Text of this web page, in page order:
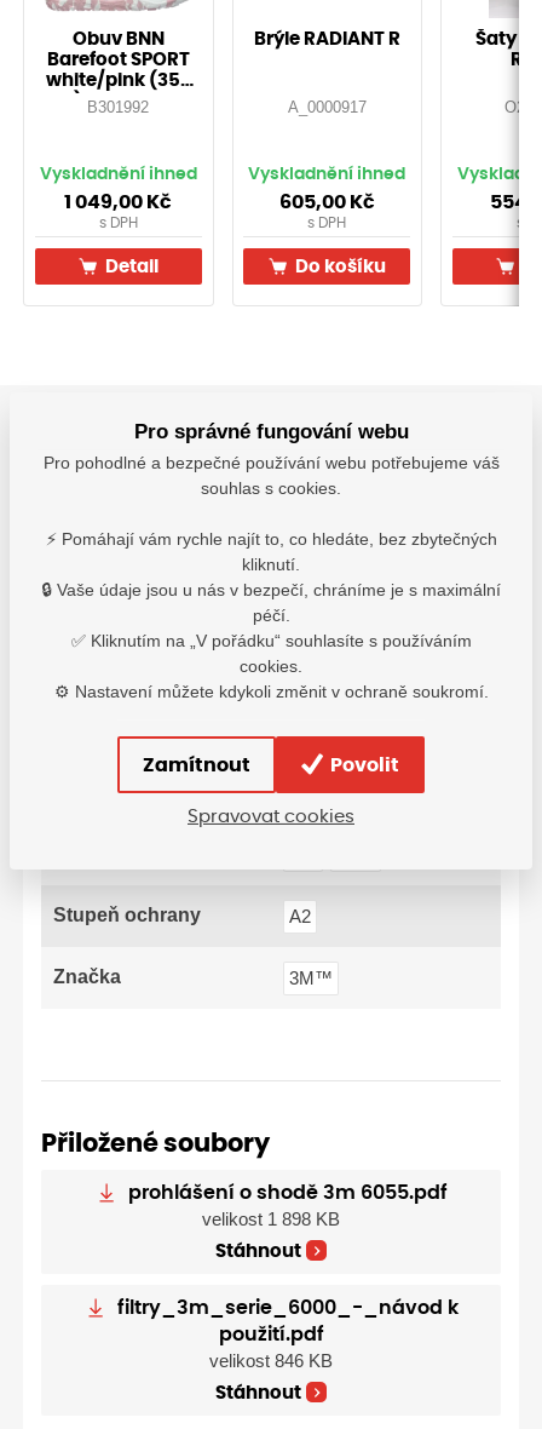
Obuv BNN
Barefoot SPORT
white/pink (35-
43)-Doprodej!
B301992
Vyskladnění ihned
1 049,00 Kč
s DPH
Detail
Brýle RADIANT R
A_0000917
Vyskladnění ihned
605,00 Kč
s DPH
Do košíku
Šaty
s
Popis Parametry 3 Soubory 2
tento filtr lze použít s polomaskou řady 6000, 7500
a celoobličejovou maskou řady 6000
typ filtru: A2
Parametry
Stupeň ochrany A2
Značka 3M™
Přiložené soubory
prohlášení o shodě 3m 6055.pdf
velikost 1 898 KB
Stáhnout
filtry_3m_serie_6000_-_návod k
použití.pdf
velikost 846 KB
Stáhnout
Pro správné fungování webu
Pro pohodlné a bezpečné používání webu potřebujeme váš
souhlas s cookies.
⚡ Pomáhají vám rychle najít to, co hledáte, bez zbytečných
kliknutí.
🔒 Vaše údaje jsou u nás v bezpečí, chráníme je s maximální
péčí.
✅ Kliknutím na „V pořádku“ souhlasíte s používáním
cookies.
⚙️ Nastavení můžete kdykoli změnit v ochraně soukromí.
Zamítnout Povolit
Spravovat cookies